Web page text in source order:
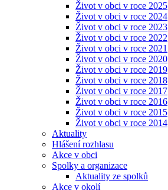
Život v obci v roce 2025
Život v obci v roce 2024
Život v obci v roce 2023
Život v obci v roce 2022
Život v obci v roce 2021
Život v obci v roce 2020
Život v obci v roce 2019
Život v obci v roce 2018
Život v obci v roce 2017
Život v obci v roce 2016
Život v obci v roce 2015
Život v obci v roce 2014
Aktuality
Hlášení rozhlasu
Akce v obci
Spolky a organizace
Aktuality ze spolků
Akce v okolí